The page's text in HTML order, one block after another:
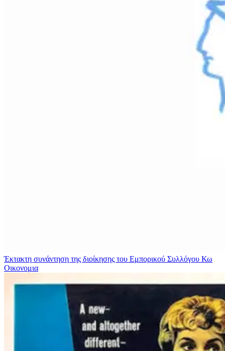
Έκτακτη συνάντηση της διοίκησης του Εμπορικού Συλλόγου Κω
Οικονομια